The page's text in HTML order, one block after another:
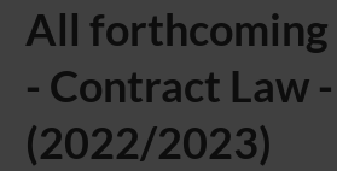
All forthcoming
- Contract Law -
(2022/2023)